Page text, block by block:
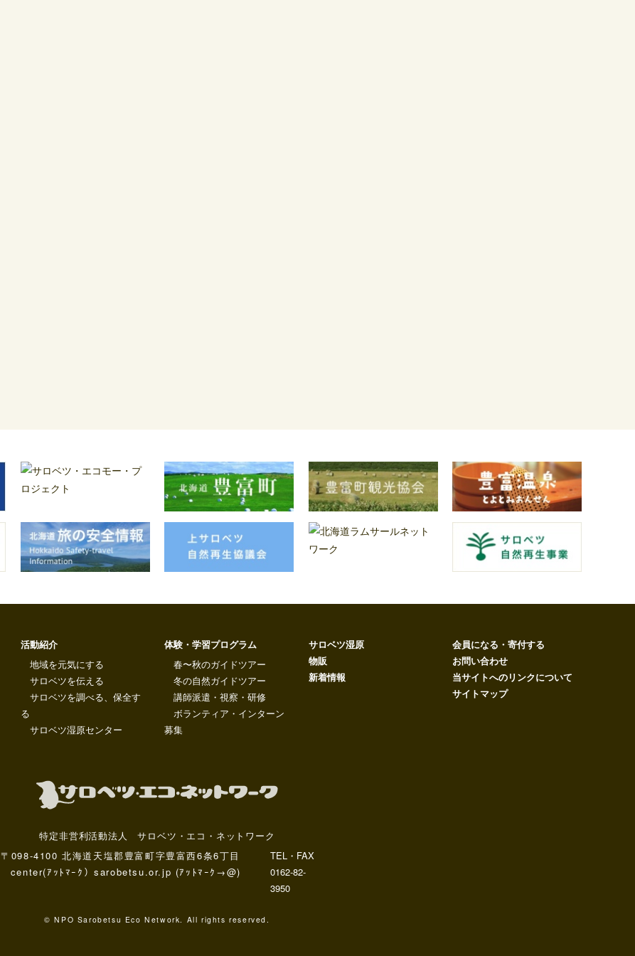
活動紹介
地域を元気にする
サロベツを伝える
サロベツを調べる、保全す
る
サロベツ湿原センター
体験・学習プログラム
春〜秋のガイドツアー
冬の自然ガイドツアー
講師派遣・視察・研修
ボランティア・インターン
募集
サロベツ湿原
物販
新着情報
会員になる・寄付する
お問い合わせ
当サイトへのリンクについて
サイトマップ
特定非営利活動法人 サロベツ・エコ・ネットワーク
〒098-4100 北海道天塩郡豊富町字豊富西6条6丁目
center(ｱｯﾄﾏｰｸ）sarobetsu.or.jp (ｱｯﾄﾏｰｸ→@)
TEL・FAX
0162-82-
3950
© NPO Sarobetsu Eco Network. All rights reserved.